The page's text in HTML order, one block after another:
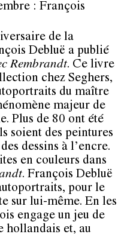
: François
de la
Debluë a publié
Rembrandt. Ce livre
chez Seghers,
du maître
majeur de
Plus de 80 ont été
soient des peintures
dessins à l’encre.
en couleurs dans
. François Debluë
pour le
sur lui-même. En les
engage un jeu de
hollandais et, au